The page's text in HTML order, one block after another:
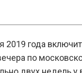
года
по